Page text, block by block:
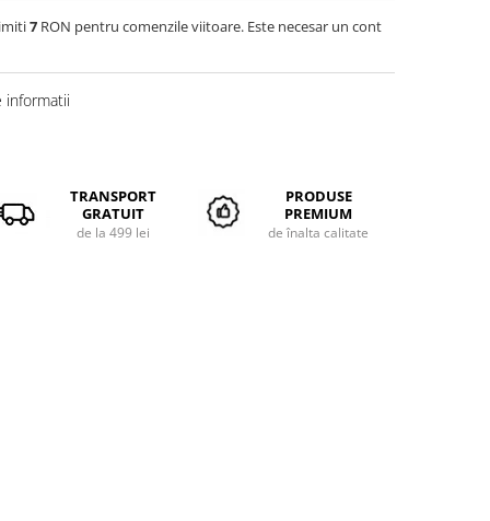
7 RON pentru comenzile viitoare. Este necesar un cont
informatii
TRANSPORT
GRATUIT
de la 499 lei
PRODUSE
PREMIUM
de înalta calitate